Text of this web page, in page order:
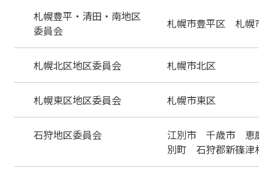
札幌豊平・清田・南地区
委員会
札幌市豊平区 札幌市
札幌北区地区委員会 札幌市北区
札幌東区地区委員会 札幌市東区
石狩地区委員会
江別市 千歳市 恵庭
別町 石狩郡新篠津村